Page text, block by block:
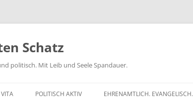
Schatz
politisch. Mit Leib und Seele Spandauer.
VITA POLITISCH AKTIV EHRENAMTLICH. EVANGELISCH.